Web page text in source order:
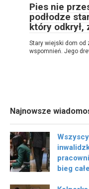
Pies nie
podłodze
który odkrył,
Stary wiejski dom od
wspomnień. Jego
Najnowsze
bieg